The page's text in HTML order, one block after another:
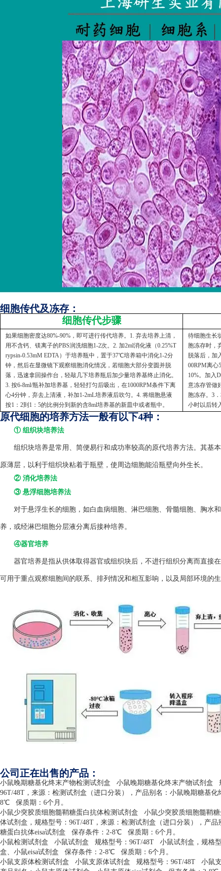
细胞传代及冻存：
细胞传代步骤
如果细胞密度达80%-90%，即可进行传代培养。1. 弃去培养上清，
用不含钙、镁离子的PBS润洗细胞1-2次。2. 加2ml消化液（0.25%T
rypsin-0.53mM EDTA）于培养瓶中，置于37℃培养箱中消化1-2分
钟，然后在显微镜下观察细胞消化情况，若细胞大部分变圆并脱
落，迅速拿回操作台，轻敲几下培养瓶后加少量培养基终止消化。
3. 按6-8ml/瓶补加培养基，轻轻打匀后吸出，在1000RPM条件下离
心4分钟，弃去上清液，补加1-2mL培养液后吹匀。4. 将细胞悬液
按1：2到1：5的比例分到新的含8ml培养基的新皿中或者瓶中。
待细胞生长
胞冻存时，
脱落后，加
00RPM离心
10%。加入
意冻存管做
胞冻存。3
小时以后转
原代细胞的培养方法一般有以下4种：
① 组织块培养法
组织块培养是常用、简便易行和成功率较高的原代培养方法。其基
原薄层，以利于组织块粘着于瓶壁，使周边细胞能沿瓶壁向外生长。
② 消化培养法
③ 悬浮细胞培养法
对于悬浮生长的细胞，如白血病细胞、淋巴细胞、骨髓细胞、胸水
养，或经淋巴细胞分层液分离后接种培养。
④器官培养
器官培养是指从供体取得器官或组织块后，不进行组织分离而直接
可用于重点观察细胞间的联系、排列情况和相互影响，以及局部环境的
公司正在出售的产品：
小鼠晚期糖基化终末产物检测试剂盒 小鼠晚期糖基化终末产物试剂盒
96T/48T ，来源：检测试剂盒（进口分装），产品别名：小鼠晚期糖基
8℃ 保质期： 6个月。
小鼠少突胶质细胞髓鞘糖蛋白抗体检测试剂盒
小鼠少突胶质细胞髓鞘
体试剂盒，规格型号： 96T/48T ，来源：检测试剂盒（进口分装），产
糖蛋白抗体eisa试剂盒 保存条件： 2-8℃ 保质期： 6个月。
小鼠检测试剂盒
小鼠试剂盒 规格型号： 96T/48T
小鼠试剂盒，规格
盒、小鼠eisa试剂盒 保存条件： 2-8℃ 保质期： 6个月。
小鼠支原体检测试剂盒
小鼠支原体试剂盒 规格型号： 96T/48T
小鼠